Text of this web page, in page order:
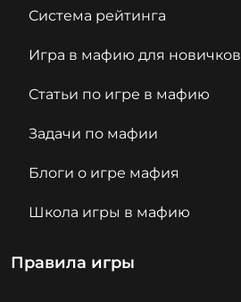
Система рейтинга
Игра в мафию для новичков
Статьи по игре в мафию
Задачи по мафии
Блоги о игре мафия
Школа игры в мафию
Правила игры